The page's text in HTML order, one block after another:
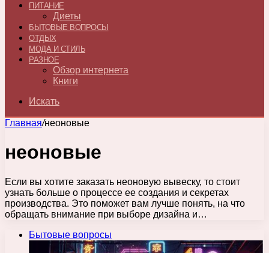
ПИТАНИЕ
Диеты
БЫТОВЫЕ ВОПРОСЫ
ОТДЫХ
МОДА И СТИЛЬ
РАЗНОЕ
Обзор интернета
Книги
Искать
Главная/неоновые
неоновые
Если вы хотите заказать неоновую вывеску, то стоит
узнать больше о процессе ее создания и секретах
производства. Это поможет вам лучше понять, на что
обращать внимание при выборе дизайна и…
Бытовые вопросы